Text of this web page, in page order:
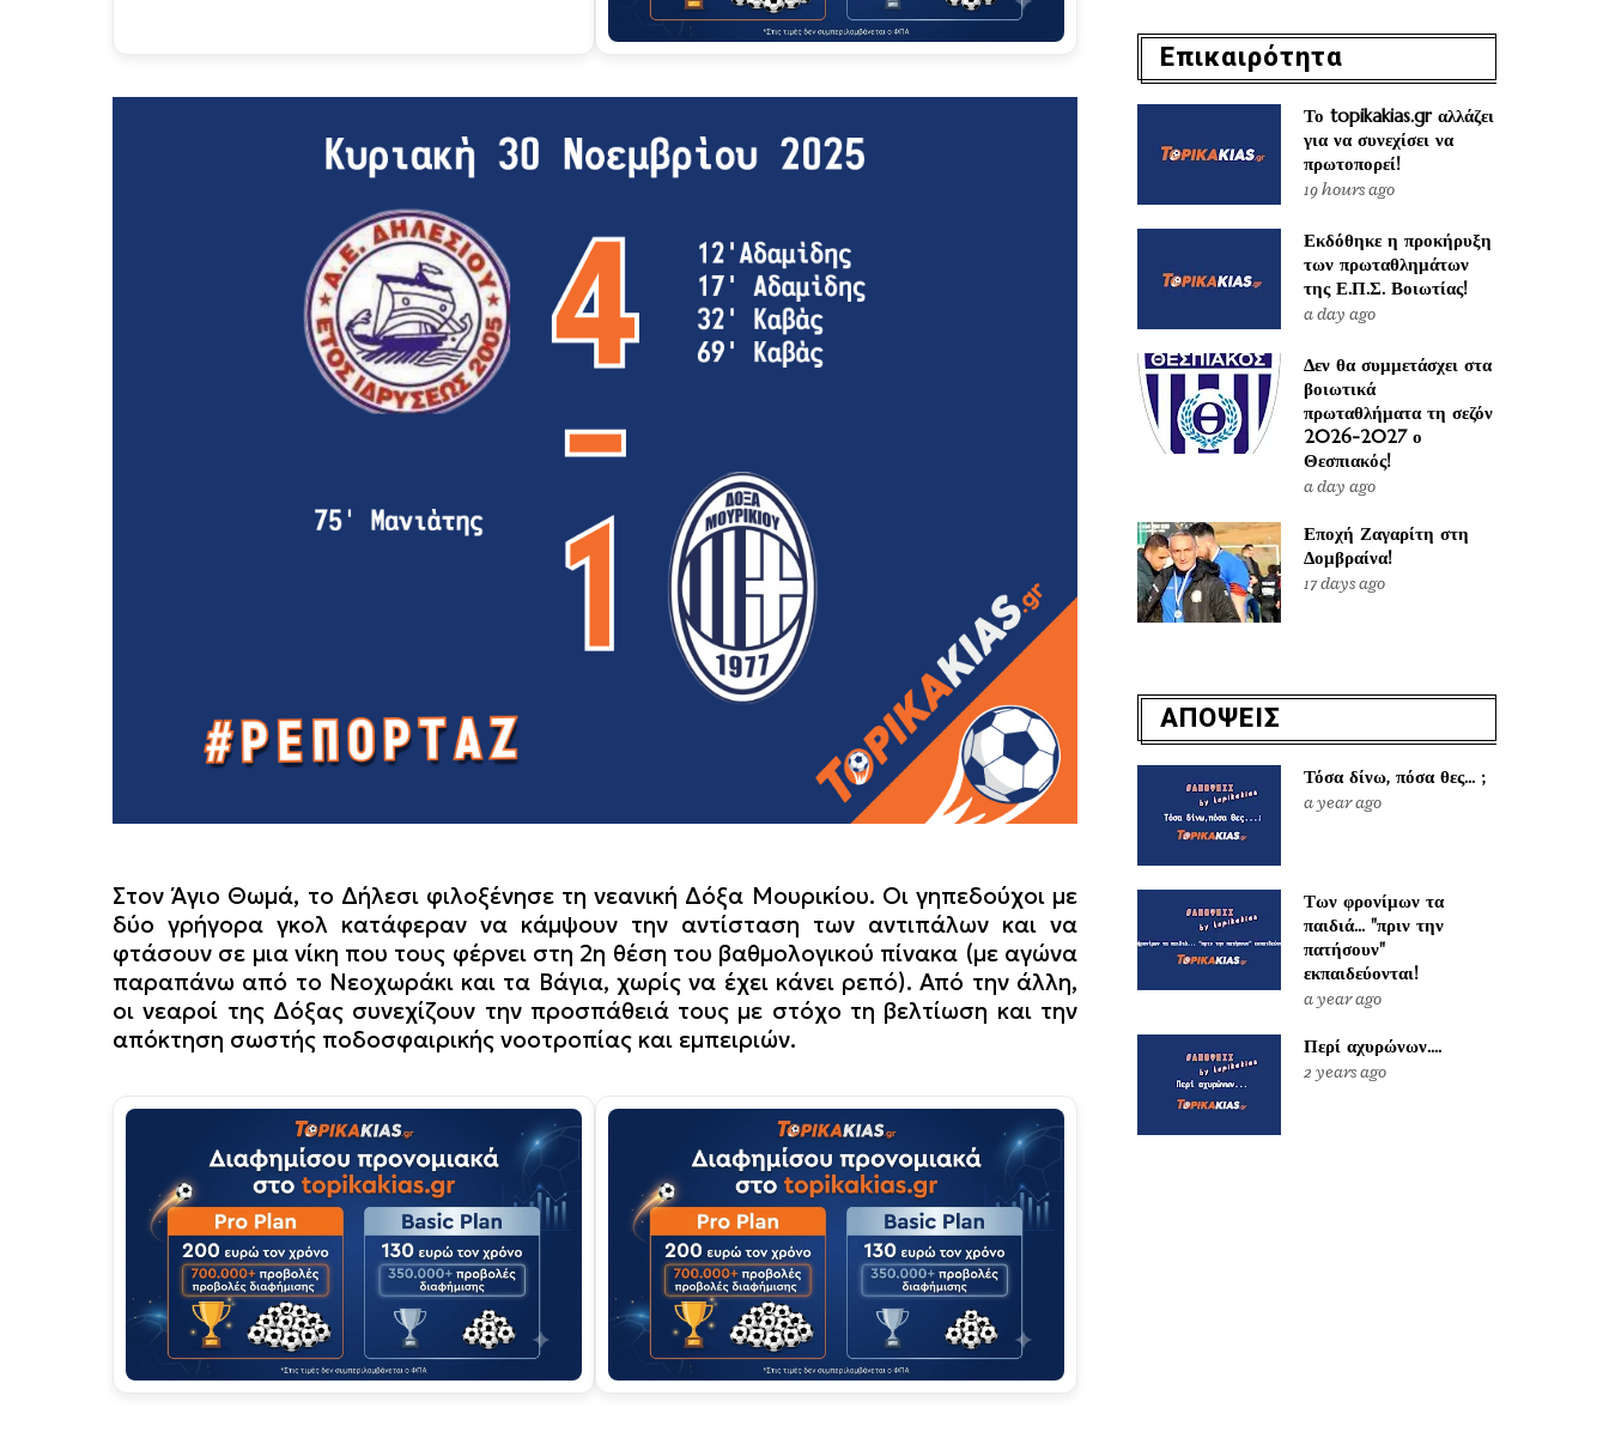
Στον Άγιο Θωμά, το Δήλεσι φιλοξένησε τη νεανική Δόξα Μουρικίου. Οι γηπεδούχοι με
δύο γρήγορα γκολ κατάφεραν να κάμψουν την αντίσταση των αντιπάλων και να
φτάσουν σε μια νίκη που τους φέρνει στη 2η θέση του βαθμολογικού πίνακα (με αγώνα
παραπάνω από το Νεοχωράκι και τα Βάγια, χωρίς να έχει κάνει ρεπό). Από την άλλη,
οι νεαροί της Δόξας συνεχίζουν την προσπάθειά τους με στόχο τη βελτίωση και την
απόκτηση σωστής ποδοσφαιρικής νοοτροπίας και εμπειριών.
Επικαιρότητα
Το topikakias.gr αλλάζει
για να συνεχίσει να
πρωτοπορεί!
19 hours ago
Εκδόθηκε η προκήρυξη
των πρωταθλημάτων
της Ε.Π.Σ. Βοιωτίας!
a day ago
Δεν θα συμμετάσχει στα
βοιωτικά
πρωταθλήματα τη σεζόν
2026-2027 ο
Θεσπιακός!
a day ago
Εποχή Ζαγαρίτη στη
Δομβραίνα!
17 days ago
ΑΠΟΨΕΙΣ
Τόσα δίνω, πόσα θες... ;
a year ago
Των φρονίμων τα
παιδιά... "πριν την
πατήσουν"
εκπαιδεύονται!
a year ago
Περί αχυρώνων....
2 years ago